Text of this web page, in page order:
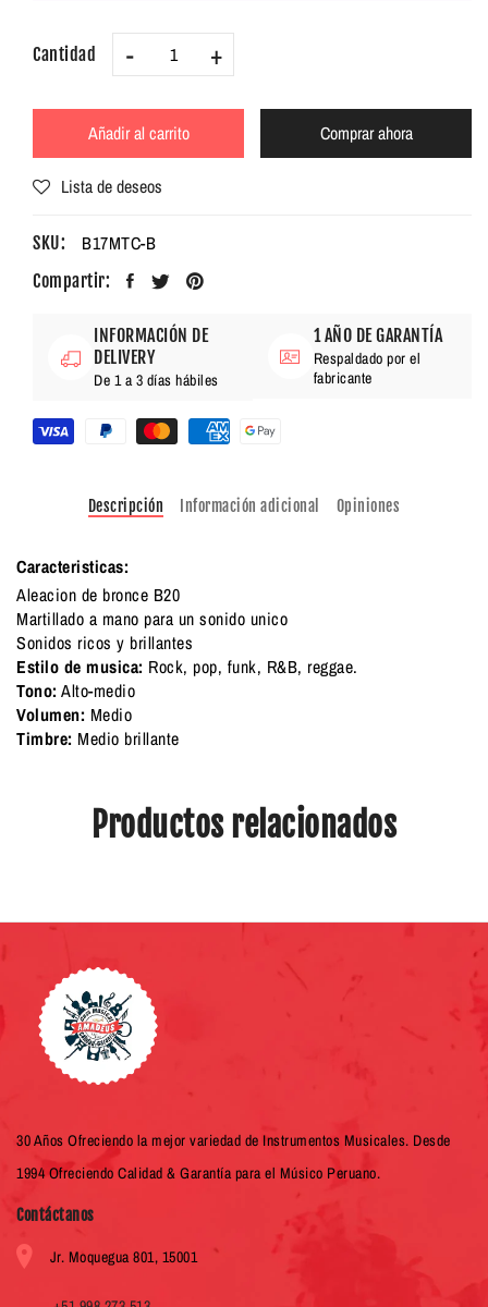
Cantidad - +
Añadir al carrito Comprar ahora
Lista de deseos
SKU: B17MTC-B
Compartir:
INFORMACIÓN DE
DELIVERY
De 1 a 3 días hábiles
1 AÑO DE GARANTÍA
Respaldado por el
fabricante
Descripción Información adicional Opiniones
Caracteristicas:
Aleacion de bronce B20
Martillado a mano para un sonido unico
Sonidos ricos y brillantes
Estilo de musica: Rock, pop, funk, R&B, reggae.
Tono:Alto-medio
Volumen: Medio
Timbre: Medio brillante
Productos relacionados
30 Años Ofreciendo la mejor variedad de Instrumentos Musicales. Desde
1994 Ofreciendo Calidad & Garantía para el Músico Peruano.
Contáctanos
Jr. Moquegua 801, 15001